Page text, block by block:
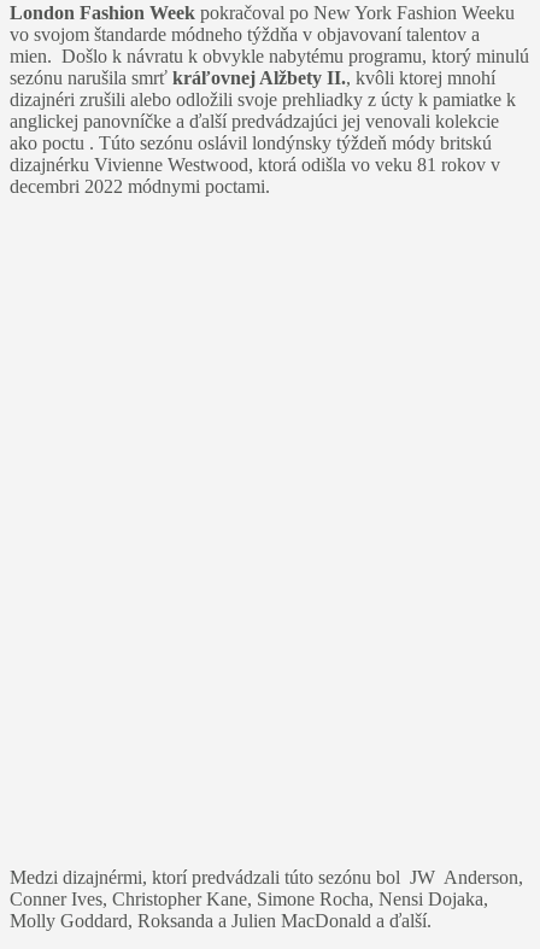
London Fashion Week pokračoval po New York Fashion Weeku
vo svojom štandarde módneho týždňa v objavovaní talentov a
mien. Došlo k návratu k obvykle nabytému programu, ktorý minulú
sezónu narušila smrť kráľovnej Alžbety II., kvôli ktorej mnohí
dizajnéri zrušili alebo odložili svoje prehliadky z úcty k pamiatke k
anglickej panovníčke a ďalší predvádzajúci jej venovali kolekcie
ako poctu . Túto sezónu oslávil londýnsky týždeň módy britskú
dizajnérku Vivienne Westwood, ktorá odišla vo veku 81 rokov v
decembri 2022 módnymi poctami.
Medzi dizajnérmi, ktorí predvádzali túto sezónu bol JW Anderson,
Conner Ives, Christopher Kane, Simone Rocha, Nensi Dojaka,
Molly Goddard, Roksanda a Julien MacDonald a ďalší.